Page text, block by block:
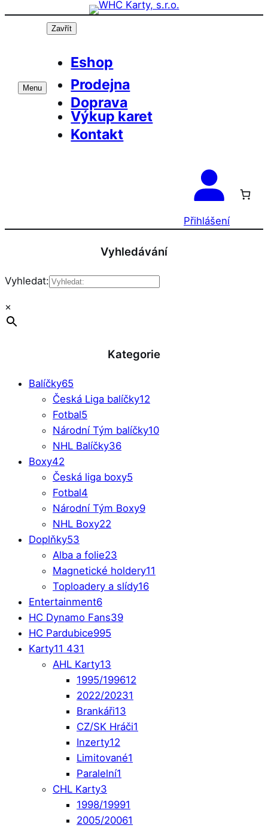
Přeskočit
Menu
Zavřít
Eshop
Prodejna
Doprava
Výkup karet
Kontakt
Přihlášení
Vyhledávání
Vyhledat:
×
Kategorie
Balíčky65
Česká Liga balíčky12
Fotbal5
Národní Tým balíčky10
NHL Balíčky36
Boxy42
Česká liga boxy5
Fotbal4
Národní Tým Boxy9
NHL Boxy22
Doplňky53
Alba a folie23
Magnetické holdery11
Toploadery a slídy16
Entertainment6
HC Dynamo Fans39
HC Pardubice995
Karty11 431
AHL Karty13
1995/199612
2022/20231
Brankáři13
CZ/SK Hráči1
Inzerty12
Limitované1
Paralelní1
CHL Karty3
1998/19991
2005/20061
Prázdninová otevírací doba prodejny! PO a
ST 10-17, SO 11-15